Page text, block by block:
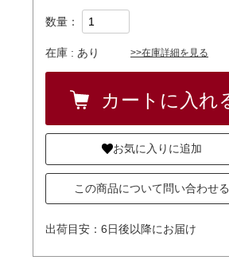
数量：
在庫 : あり >>在庫詳細を見る
お気に入りに追加
この商品について問い合わせる
出荷目安：6日後以降にお届け